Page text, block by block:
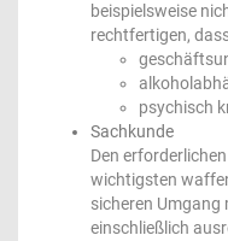
beispielsweise
rechtfertigen,
psychisch
Sachkunde
Den
wichtigsten
sicheren
einschließlich